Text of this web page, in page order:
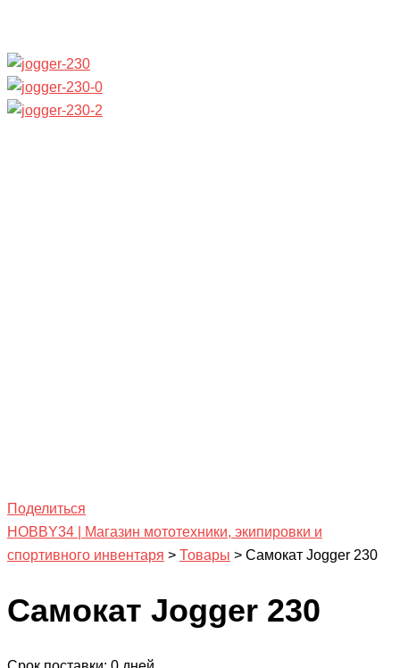
Поделиться
HOBBY34 | Магазин мототехники, экипировки и
спортивного инвентаря > Товары > Самокат Jogger 230
Самокат Jogger 230